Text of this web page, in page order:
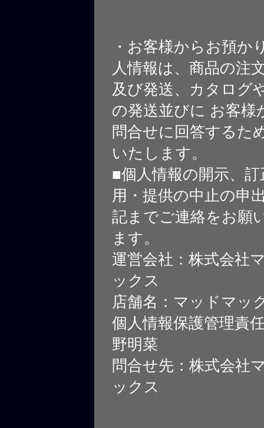
・お客様からお預か
人情報は、商品の注
及び発送、カタログ
の発送並びに お客様
問合せに回答するた
いたします。
■個人情報の開示、
用・提供の中止の申
記までご連絡をお願
ます。
運営会社：株式会社
ックス
店舗名：マッドマッ
個人情報保護管理責
野明菜
問合せ先：株式会社
ックス